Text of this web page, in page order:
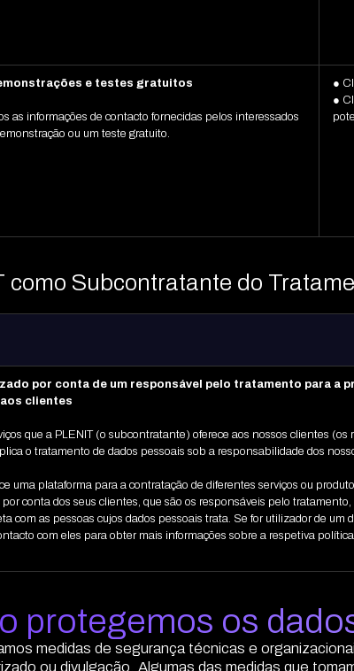
e testes gratuitos
as informações de contacto fornecidas pelos interessados
ou um teste gratuito.
●
●
como Subcontratante do
por conta de um responsável pelo tratamento para a
clientes
que a PLENIT (o subcontratante) oferece aos nossos clientes (os
o tratamento de dados pessoais sob a responsabilidade dos
uma plataforma para a contratação de diferentes serviços ou
conta dos seus clientes, que são os responsáveis pelo tratamento,
com as pessoas cujos dados pessoais trata. Se for utilizador de um
com eles para obter mais informações sobre a respetiva
protegemos os
medidas de segurança técnicas e
ou divulgação. Algumas das medidas que